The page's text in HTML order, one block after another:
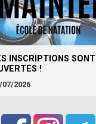
INSCRIPTIONS SONT
!
07/2026